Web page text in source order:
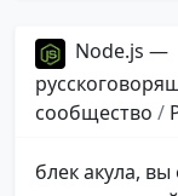
Node.js —
сообщество /
блек акула,